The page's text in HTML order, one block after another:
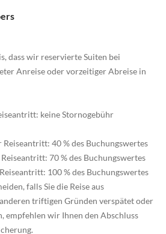
dass wir reservierte Suiten bei
Anreise oder vorzeitiger Abreise in
keine Stornogebühr
40 % des Buchungswertes
70 % des Buchungswertes
100 % des Buchungswertes
falls Sie die Reise aus
triftigen Gründen verspätet oder
empfehlen wir Ihnen den Abschluss